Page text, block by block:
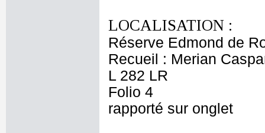
LOCALISATION :
Réserve Edmond de
Recueil : Merian
L 282 LR
Folio 4
rapporté sur onglet